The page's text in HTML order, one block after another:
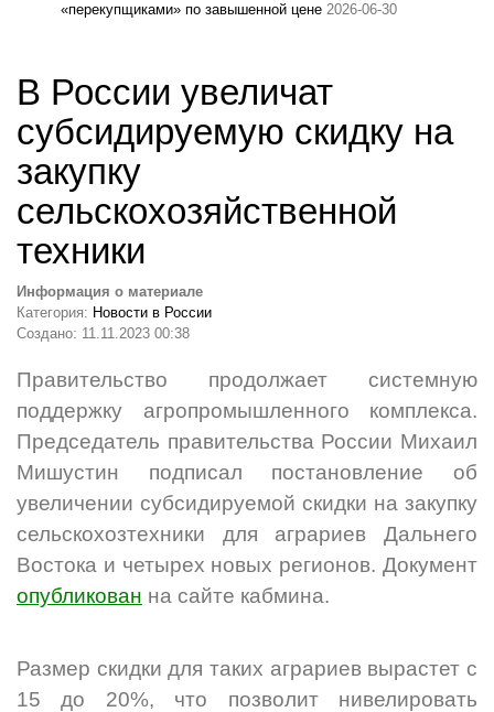
«перекупщиками» по завышенной цене 2026-06-30
В России увеличат
субсидируемую скидку на
закупку
сельскохозяйственной
техники
Информация о материале
Категория: Новости в России
Создано: 11.11.2023 00:38
Правительство продолжает системную
поддержку агропромышленного комплекса.
Председатель правительства России Михаил
Мишустин подписал постановление об
увеличении субсидируемой скидки на закупку
сельскохозтехники для аграриев Дальнего
Востока и четырех новых регионов. Документ
опубликован на сайте кабмина.
Размер скидки для таких аграриев вырастет с
15 до 20%, что позволит нивелировать